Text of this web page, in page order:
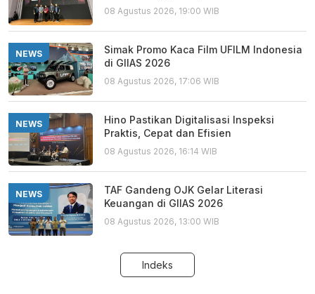
08 Agustus 2026, 19:00 WIB
NEWS
Simak Promo Kaca Film UFILM Indonesia
di GIIAS 2026
08 Agustus 2026, 17:06 WIB
NEWS
Hino Pastikan Digitalisasi Inspeksi
Praktis, Cepat dan Efisien
08 Agustus 2026, 16:14 WIB
NEWS
TAF Gandeng OJK Gelar Literasi
Keuangan di GIIAS 2026
08 Agustus 2026, 13:00 WIB
Indeks